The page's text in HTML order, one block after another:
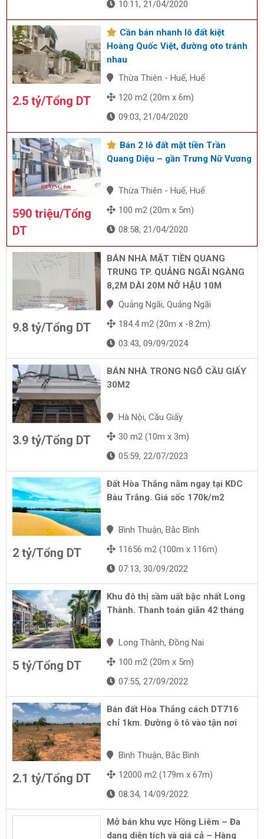
10:11, 21/04/2020
2.5 tỷ/Tổng DT
Cần bán nhanh lô đất kiệt
Hoàng Quốc Việt, đường oto tránh
nhau
Thừa Thiên - Huế, Huế
120 m2 (20m x 6m)
09:03, 21/04/2020
590 triệu/Tổng
DT
Bán 2 lô đất mặt tiền Trần
Quang Diệu – gần Trưng Nữ Vương
Thừa Thiên - Huế, Huế
100 m2 (20m x 5m)
08:58, 21/04/2020
9.8 tỷ/Tổng DT
BÁN NHÀ MẶT TIỀN QUANG
TRUNG TP. QUẢNG NGÃI NGÀNG
8,2M DÀI 20M NỞ HẬU 10M
Quảng Ngãi, Quảng Ngãi
184.4 m2 (20m x -8.2m)
03:43, 09/09/2024
3.9 tỷ/Tổng DT
BÁN NHÀ TRONG NGÕ CẦU GIẤY
30M2
Hà Nội, Cầu Giấy
30 m2 (10m x 3m)
05:59, 22/07/2023
2 tỷ/Tổng DT
Đất Hòa Thắng nằm ngay tại KDC
Bàu Trắng. Giá sốc 170k/m2
Bình Thuận, Bắc Bình
11656 m2 (100m x 116m)
07:13, 30/09/2022
5 tỷ/Tổng DT
Khu đô thị sầm uất bậc nhất Long
Thành. Thanh toán giãn 42 tháng
Long Thành, Đồng Nai
100 m2 (20m x 5m)
07:55, 27/09/2022
2.1 tỷ/Tổng DT
Bán đất Hòa Thắng cách DT716
chỉ 1km. Đường ô tô vào tận nơi
Bình Thuận, Bắc Bình
12000 m2 (179m x 67m)
08:34, 14/09/2022
Mở bán khu vực Hồng Liêm – Đa
dạng diện tích và giá cả – Hàng